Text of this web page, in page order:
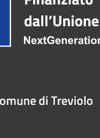
di Treviolo